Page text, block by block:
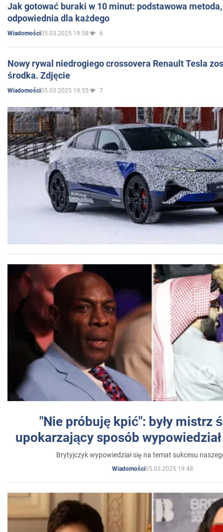
Jak gotować buraki w 10 minut: podstawowa
odpowiednia dla każdego
Wiadomości05.03.2025 19:58 6
Nowy rywal niedrogiego crossovera Renault Tesla
środka. Zdjęcie
Wiadomości05.03.2025 19:55 7
"Nie próbuję kpić": były mistrz
upokarzający sposób
Brytyjczyk wypowiedział się na temat sukcesu
Wiadomości05.03.2025 19:48